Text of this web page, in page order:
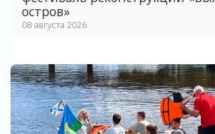
остров»
08 августа 2026